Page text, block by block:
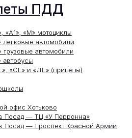
ПДД
«А1», «М» мотоциклы
легковые автомобили
грузовые автомобили
автобусы
«СЕ» и «ДЕ» (прицепы)
офис Хотьково
Посад — ТЦ «У Перронна»
Посад — Проспект Красной Армии